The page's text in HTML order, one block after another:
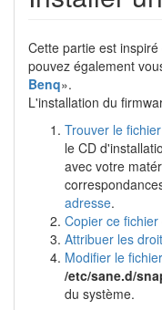
Cette partie est inspiré
pouvez également
Benq».
L'installation du
Trouver le
le CD
avec votre
adresse.
Copier ce fichier
Attribuer les
Modifier le
/etc/sane.d/
du système.